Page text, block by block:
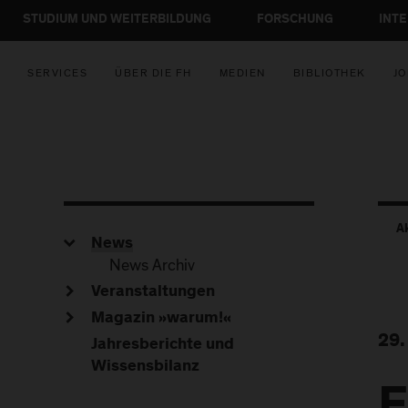
STUDIUM UND WEITERBILDUNG FORSCHUNG
SERVICES ÜBER DIE FH MEDIEN BIBLIOTHEK
29.
News
News Archiv
Veranstaltungen
Magazin »warum!«
Jahresberichte und
Wissensbilanz